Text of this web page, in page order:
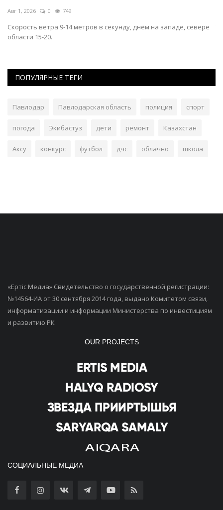
Авг 1, 2026 0 749
Скорость ветра 9-14 метров в секунду, днём на западе, севере
области 15-20.
ПОПУЛЯРНЫЕ ТЕГИ
Павлодар Павлодарская область полиция спорт
погода Экибастуз дети ремонт Казахстан
Аксу конкурс футбол дчс облачно школа
«Ертiс Медиа» Свидетельство о государственной регистрации:
№14564-ИА от 30 сентября 2014 года, выдано Комитетом связи,
информатизации и информации Министерства по инвестициям
и развитию РК
OUR PROJECTS
СОЦИАЛЬНЫЕ МЕДИА